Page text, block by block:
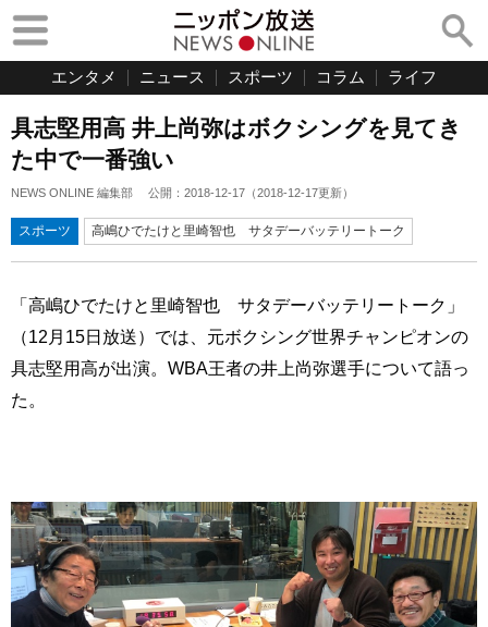
エンタメ ニュース スポーツ コラム ライフ
具志堅用高 井上尚弥はボクシングを見てき
た中で一番強い
NEWS ONLINE 編集部 公開： 2018-12-17 （2018-12-17更新）
スポーツ 高嶋ひでたけと里崎智也 サタデーバッテリートーク
「高嶋ひでたけと里崎智也 サタデーバッテリートーク」
（12月15日放送）では、元ボクシング世界チャンピオンの
具志堅用高が出演。WBA王者の井上尚弥選手について語っ
た。